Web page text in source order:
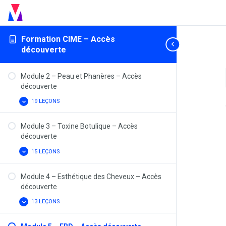
Formation CIME – Accès
découverte
Module 1 – Exercice de la Médecine
Esthétique – Accès découverte
AFFICHER
MODULE
EXERCICE
DE
LA
ESTHÉTIQUE
–
ACCÈS
18 LEÇONS
Module 2 – Peau et Phanères – Accès
découverte
AFFICHER
MODULE
PEAU
ET
PHANÈRES
ACCÈS
DÉCOUVERTE
19 LEÇONS
Module 3 – Toxine Botulique – Accès
découverte
AFFICHER
MODULE
TOXINE
BOTULIQUE
–
DÉCOUVERTE
15 LEÇONS
Module 4 – Esthétique des Cheveux – Accès
découverte
AFFICHER
MODULE
ESTHÉTIQUE
13 LEÇONS